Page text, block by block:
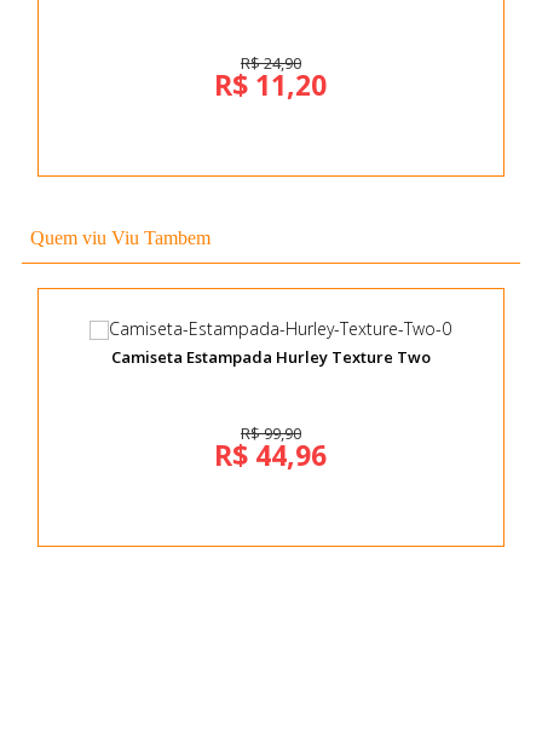
R$ 24,90
R$ 11,20
Quem viu Viu Tambem
Camiseta Estampada Hurley Texture Two
R$ 99,90
R$ 44,96